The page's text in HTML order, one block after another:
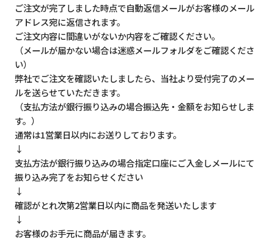
ご注文が完了しました時点で自動返信メールがお客様のメール
アドレス宛に返信されます。
ご注文内容に間違いがないか内容をご確認ください。
（メールが届かない場合は迷惑メールフォルダをご確認くださ
い）
弊社でご注文を確認いたしましたら、当社より受付完了のメー
ルを送らせていただきます。
（支払方法が銀行振り込みの場合振込先・金額をお知らせしま
す。）
通常は1営業日以内にお送りしております。
↓
支払方法が銀行振り込みの場合指定口座にご入金しメールにて
振り込み完了をお知らせください
↓
確認がとれ次第2営業日以内に商品を発送いたします
↓
お客様のお手元に商品が届きます。